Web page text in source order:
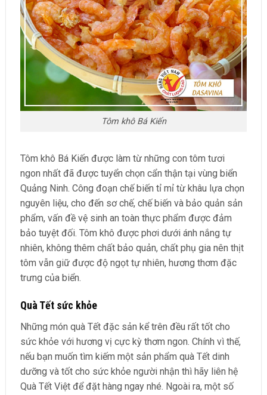
Tôm khô Bá Kiến
Tôm khô Bá Kiến được làm từ những con tôm tươi
ngon nhất đã được tuyển chọn cẩn thận tại vùng biển
Quảng Ninh. Công đoạn chế biến tỉ mỉ từ khâu lựa chọn
nguyên liệu, cho đến sơ chế, chế biến và bảo quản sản
phẩm, vấn đề vệ sinh an toàn thực phẩm được đảm
bảo tuyệt đối. Tôm khô được phơi dưới ánh nắng tự
nhiên, không thêm chất bảo quản, chất phụ gia nên thịt
tôm vẫn giữ được độ ngọt tự nhiên, hương thơm đặc
trưng của biển.
Quà Tết sức khỏe
Những món quà Tết đặc sản kể trên đều rất tốt cho
sức khỏe với hương vị cực kỳ thơm ngon. Chính vì thế,
nếu bạn muốn tìm kiếm một sản phẩm quà Tết dinh
dưỡng và tốt cho sức khỏe người nhận thì hãy liên hệ
Quà Tết Việt để đặt hàng ngay nhé. Ngoài ra, một số